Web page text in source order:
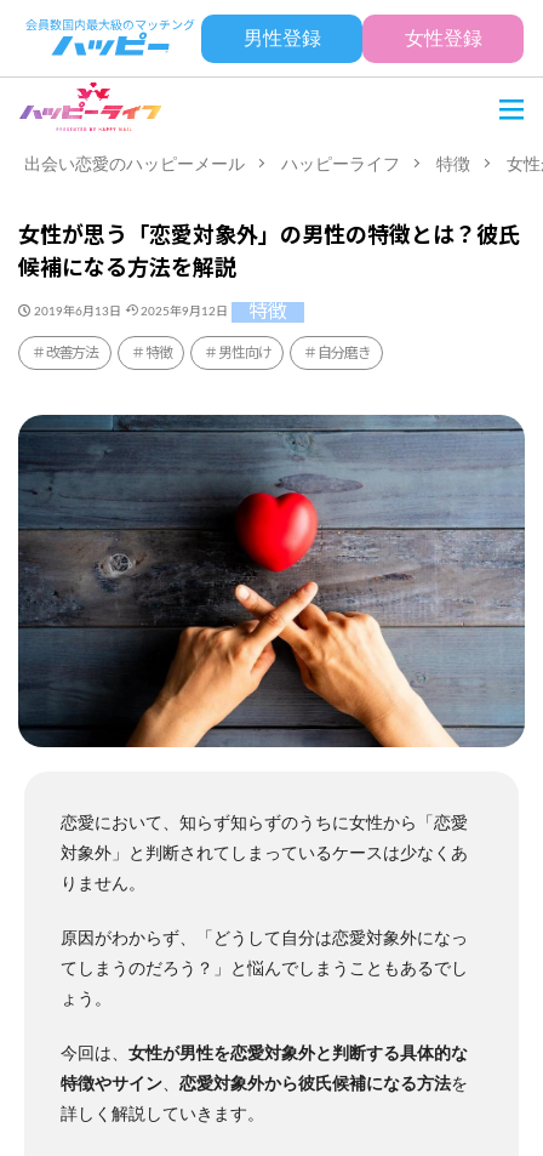
男性登録 女性登録
出会い恋愛のハッピーメール ハッピーライフ 特徴 女
女性が思う「恋愛対象外」の男性の特徴とは？彼氏
候補になる方法を解説
2019年6月13日 2025年9月12日 特徴
改善方法 特徴 男性向け 自分磨き
恋愛において、知らず知らずのうちに女性から「恋愛
対象外」と判断されてしまっているケースは少なくあ
りません。
原因がわからず、「どうして自分は恋愛対象外になっ
てしまうのだろう？」と悩んでしまうこともあるでし
ょう。
今回は、 女性が男性を恋愛対象外と判断する具体的な
特徴やサイン
恋愛対象外から彼氏候補になる方法を
詳しく解説していきます。